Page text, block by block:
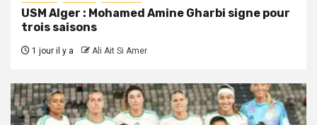
USM Alger : Mohamed Amine Gharbi signe pour
trois saisons
1 jour il y a Ali Ait Si Amer